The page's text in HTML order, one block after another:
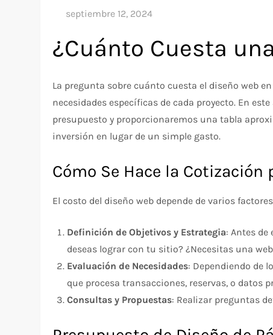
¿Cuánto Cuesta
La pregunta sobre cuánto cuesta el diseño web
necesidades específicas de cada proyecto. En
presupuesto y proporcionaremos una tabla
inversión en lugar de un simple gasto.
Cómo Se Hace la
El costo del diseño web depende de varios
Definición de Objetivos y Estrategia: Antes
deseas lograr con tu sitio? ¿Necesitas una
Evaluación de Necesidades: Dependiendo de
que procesa transacciones, reservas, o datos
Consultas y Propuestas: Realizar preguntas